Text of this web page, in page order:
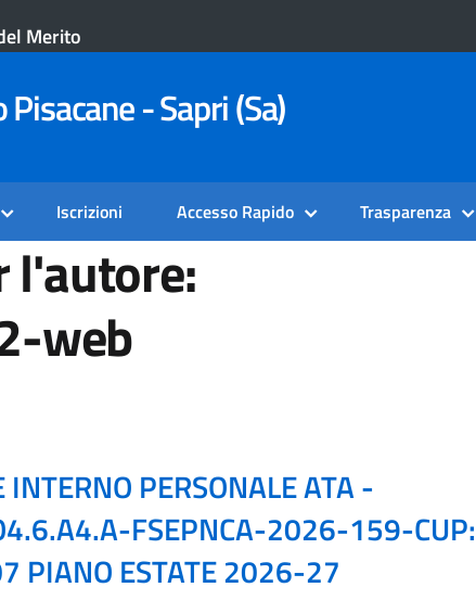
Merito
Pisacane - Sapri (Sa)
Iscrizioni Accesso Rapido Trasparenza
l'autore:
web
PERSONALE ATA -
FSEPNCA-2026-159-CUP:
PIANO ESTATE 2026-27